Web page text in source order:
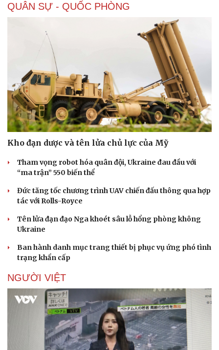
QUÂN SỰ - QUỐC PHÒNG
Kho đạn dược và tên lửa chủ lực của Mỹ
Tham vọng robot hóa quân đội, Ukraine đau đầu với
“ma trận” 550 biến thể
Đức tăng tốc chương trình UAV chiến đấu thông qua hợp
tác với Rolls-Royce
Tên lửa đạn đạo Nga khoét sâu lỗ hổng phòng không
Ukraine
Ban hành danh mục trang thiết bị phục vụ ứng phó tình
trạng khẩn cấp
NGƯỜI VIỆT